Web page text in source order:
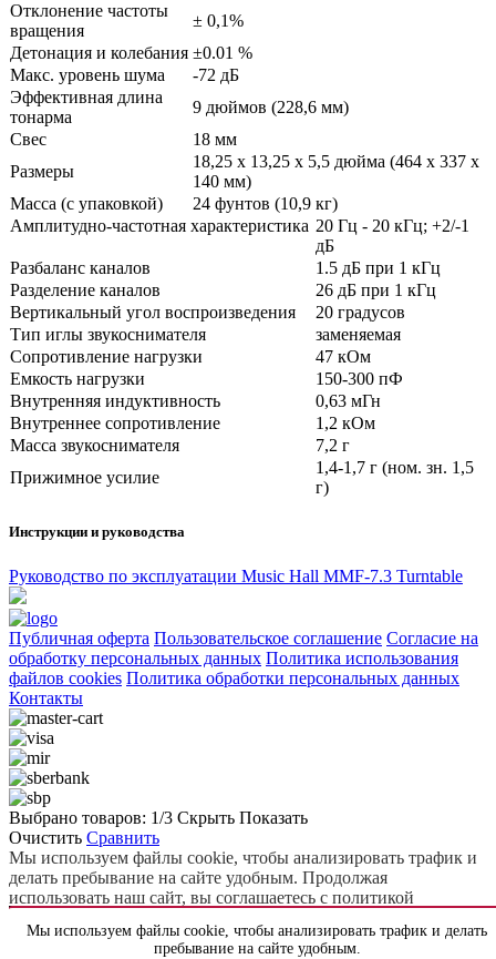
Отклонение частоты
вращения
± 0,1%
Детонация и колебания ±0.01 %
Макс. уровень шума
-72 дБ
Эффективная длина
тонарма
9 дюймов (228,6 мм)
Свес
18 мм
Размеры
18,25 x 13,25 x 5,5 дюйма (464 х 337 х
140 мм)
Масса (с упаковкой)
24 фунтов (10,9 кг)
Амплитудно-частотная характеристика 20 Гц - 20 кГц; +2/-1
дБ
Разбаланс каналов
1.5 дБ при 1 кГц
Разделение каналов
26 дБ при 1 кГц
Вертикальный угол воспроизведения
20 градусов
Тип иглы звукоснимателя
заменяемая
Сопротивление нагрузки
47 кОм
Емкость нагрузки
150-300 пФ
Внутренняя индуктивность
0,63 мГн
Внутреннее сопротивление
1,2 кОм
Масса звукоснимателя
7,2 г
Прижимное усилие
1,4-1,7 г (ном. зн. 1,5
г)
Инструкции и руководства
Руководство по эксплуатации Music Hall MMF-7.3 Turntable
Публичная оферта Пользовательское соглашение Согласие на
обработку персональных данных Политика использования
файлов cookies Политика обработки персональных данных
Контакты
Выбрано товаров: 1/3 Скрыть Показать
Очистить Сравнить
Мы используем файлы cookie, чтобы анализировать трафик и
делать пребывание на сайте удобным. Продолжая
использовать наш сайт, вы соглашаетесь с политикой
Принять Отклонить
Мы используем файлы cookie, чтобы анализировать трафик и делать
пребывание на сайте удобным.